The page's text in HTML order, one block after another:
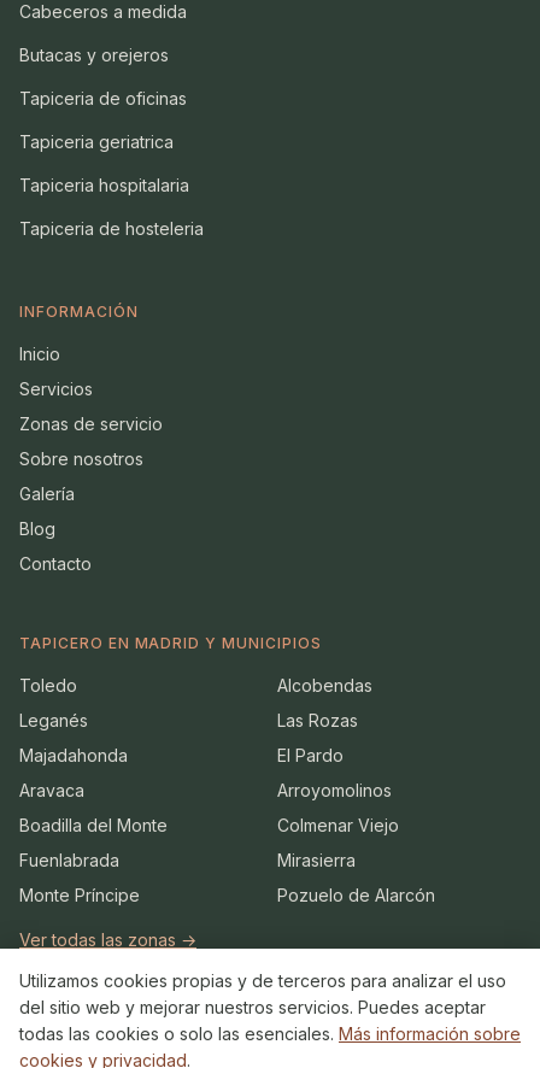
Cabeceros a medida
Butacas y orejeros
Tapiceria de oficinas
Tapiceria geriatrica
Tapiceria hospitalaria
Tapiceria de hosteleria
INFORMACIÓN
Inicio
Servicios
Zonas de servicio
Sobre nosotros
Galería
Blog
Contacto
TAPICERO EN MADRID Y MUNICIPIOS
Toledo
Alcobendas
Leganés
Las Rozas
Majadahonda
El Pardo
Aravaca
Arroyomolinos
Boadilla del Monte
Colmenar Viejo
Fuenlabrada
Mirasierra
Monte Príncipe
Pozuelo de Alarcón
Ver todas las zonas →
Utilizamos cookies propias y de terceros para analizar el uso
del sitio web y mejorar nuestros servicios. Puedes aceptar
todas las cookies o solo las esenciales. Más información sobre
cookies y privacidad.